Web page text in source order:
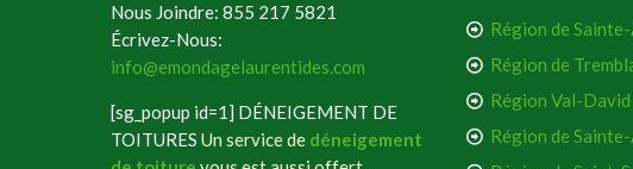
Nous Joindre: 855 217 5821
Écrivez-Nous:
info@emondagelaurentides.com
[sg_popup id=1] DÉNEIGEMENT DE
TOITURES Un service de déneigement
Région de
Région de
Région Val-David
Région de